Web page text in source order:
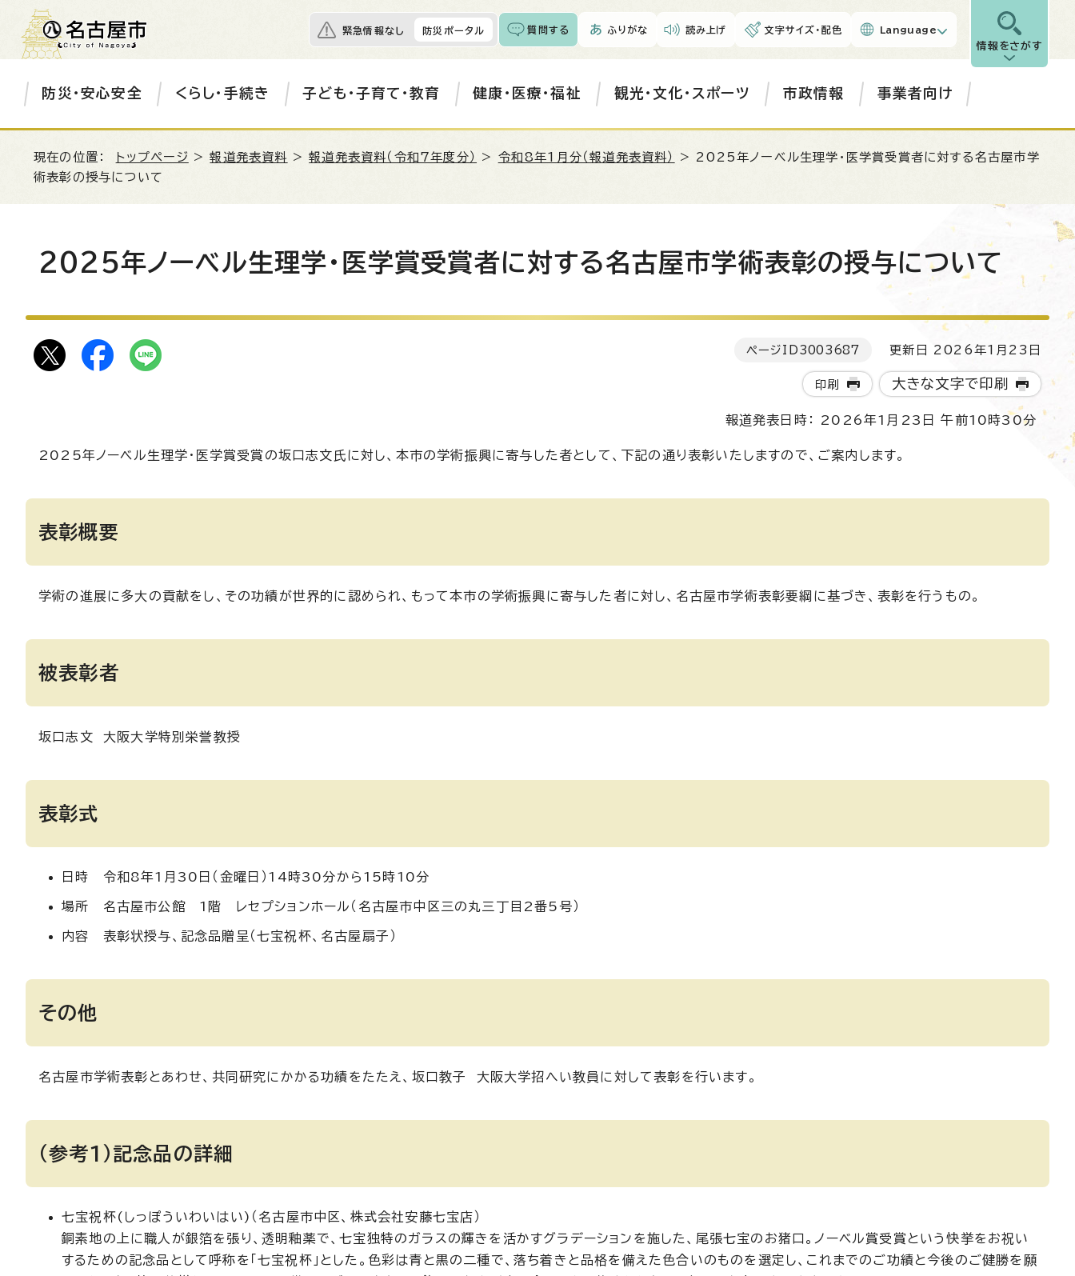
緊急情報なし 防災ポータル 質問する ふりがな 読み上げ 文字サイズ・配色 Language
情報をさがす
防災・安心安全 くらし・手続き 子ども・子育て・教育 健康・医療・福祉 観光・文化・スポーツ 市政情報 事業者向け
現在の位置： トップページ >報道発表資料 >報道発表資料（令和7年度分） > 令和8年1月分（報道発表資料）
> 2025年ノーベル生理学・医学賞受賞者に対する名古屋市学
術表彰の授与について
2025年ノーベル生理学・医学賞受賞者に対する名古屋市学術表彰の授与について
ページID 3003687 更新日 2026年1月23日
印刷 大きな文字で印刷
報道発表日時： 2026年1月23日 午前10時30分
2025年ノーベル生理学・医学賞受賞の坂口志文氏に対し、本市の学術振興に寄与した者として、下記の通り表彰いたしますので、ご案内します。
表彰概要
学術の進展に多大の貢献をし、その功績が世界的に認められ、もって本市の学術振興に寄与した者に対し、名古屋市学術表彰要綱に基づき、表彰を行うもの。
被表彰者
坂口志文 大阪大学特別栄誉教授
表彰式
日時 令和8年1月30日（金曜日）14時30分から15時10分
場所 名古屋市公館 1階 レセプションホール（名古屋市中区三の丸三丁目2番5号）
内容 表彰状授与、記念品贈呈（七宝祝杯、名古屋扇子）
その他
名古屋市学術表彰とあわせ、共同研究にかかる功績をたたえ、坂口教子 大阪大学招へい教員に対して表彰を行います。
（参考1）記念品の詳細
七宝祝杯(しっぽういわいはい)（名古屋市中区、株式会社安藤七宝店）
銅素地の上に職人が銀箔を張り、透明釉薬で、七宝独特のガラスの輝きを活かすグラデーションを施した、尾張七宝のお猪口。ノーベル賞受賞という快挙をお祝い
するための記念品として呼称を「七宝祝杯」とした。色彩は青と黒の二種で、落ち着きと品格を備えた色合いのものを選定し、これまでのご功績と今後のご健勝を願